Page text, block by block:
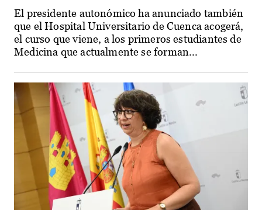
El presidente autonómico ha anunciado también
que el Hospital Universitario de Cuenca acogerá,
el curso que viene, a los primeros estudiantes de
Medicina que actualmente se forman...